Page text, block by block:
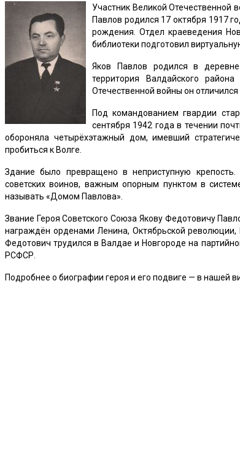
Участник Великой Отечественной
Павлов родился 17 октября 1917
рождения. Отдел краеведения
библиотеки подготовил
Яков Павлов родился в деревне
территория Валдайского
Отечественной войны он
Под командованием гвардии
сентября 1942 года в течении
обороняла четырёхэтажный дом, имевший
пробиться к Волге.
Здание было превращено в неприступную
советских воинов, важным опорным пунктом в
называть «Домом Павлова».
Звание Героя Советского Союза Якову Федотовичу
награждён орденами Ленина, Октябрьской
Федотович трудился в Валдае и Новгороде на
РСФСР.
Подробнее о биографии героя и его подвиге — в нашей